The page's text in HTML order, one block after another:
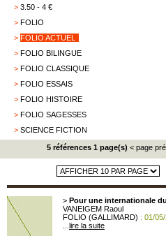
> 3.50 - 4 €
> FOLIO
> FOLIO ACTUEL
> FOLIO BILINGUE
> FOLIO CLASSIQUE
> FOLIO ESSAIS
> FOLIO HISTOIRE
> FOLIO SAGESSES
> SCIENCE FICTION
5 références 1 page(s) < page
> Pour une internationale
VANEIGEM Raoul
FOLIO (GALLIMARD) : 01/
lire la suite